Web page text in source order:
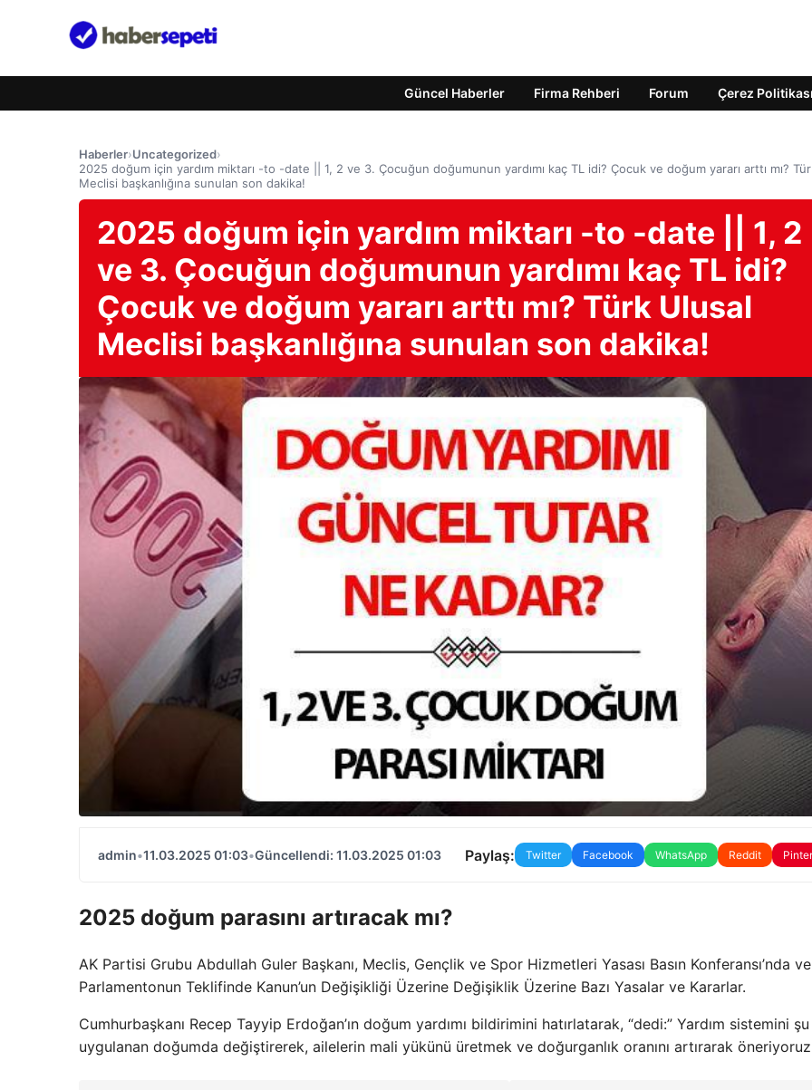
Güncel Haberler Firma Rehberi Forum Çerez Politikası
Haberler›Uncategorized›
2025 doğum için yardım miktarı -to -date || 1, 2 ve 3. Çocuğun doğumunun yardımı kaç TL idi? Çocuk ve doğum yararı arttı mı?
Meclisi başkanlığına sunulan son dakika!
2025 doğum için yardım miktarı -to -date || 1, 2
ve 3. Çocuğun doğumunun yardımı kaç TL idi?
Çocuk ve doğum yararı arttı mı? Türk Ulusal
Meclisi başkanlığına sunulan son dakika!
admin•11.03.2025 01:03•Güncellendi: 11.03.2025 01:03 Paylaş: Twitter Facebook WhatsApp Reddit
2025 doğum parasını artıracak mı?
AK Partisi Grubu Abdullah Guler Başkanı, Meclis, Gençlik ve Spor Hizmetleri Yasası Basın Konferansı’nda ve
Parlamentonun Teklifinde Kanun’un Değişikliği Üzerine Değişiklik Üzerine Bazı Yasalar ve Kararlar.
Cumhurbaşkanı Recep Tayyip Erdoğan’ın doğum yardımı bildirimini hatırlatarak, “dedi:” Yardım sistemini
uygulanan doğumda değiştirerek, ailelerin mali yükünü üretmek ve doğurganlık oranını artırarak